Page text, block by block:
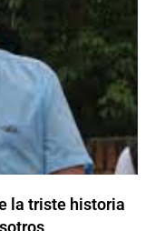
la triste historia